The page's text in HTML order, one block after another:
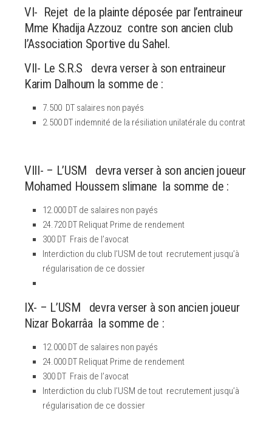
VI- Rejet de la plainte déposée par l’entraineur
Mme Khadija Azzouz contre son ancien club
l’Association Sportive du Sahel.
VII- Le S.R.S devra verser à son entraineur
Karim Dalhoum la somme de :
7.500 DT salaires non payés
2.500 DT indemnité de la résiliation unilatérale du contrat
VIII- – L’USM devra verser à son ancien joueur
Mohamed Houssem slimane la somme de :
12.000 DT de salaires non payés
24.720 DT Reliquat Prime de rendement
300 DT Frais de l’avocat
Interdiction du club l’USM de tout recrutement jusqu’à
régularisation de ce dossier
IX- – L’USM devra verser à son ancien joueur
Nizar Bokarrâa la somme de :
12.000 DT de salaires non payés
24.000 DT Reliquat Prime de rendement
300 DT Frais de l’avocat
Interdiction du club l’USM de tout recrutement jusqu’à
régularisation de ce dossier